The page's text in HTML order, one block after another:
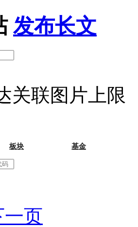
发布长文
关联图片上限
板块 基金
一页